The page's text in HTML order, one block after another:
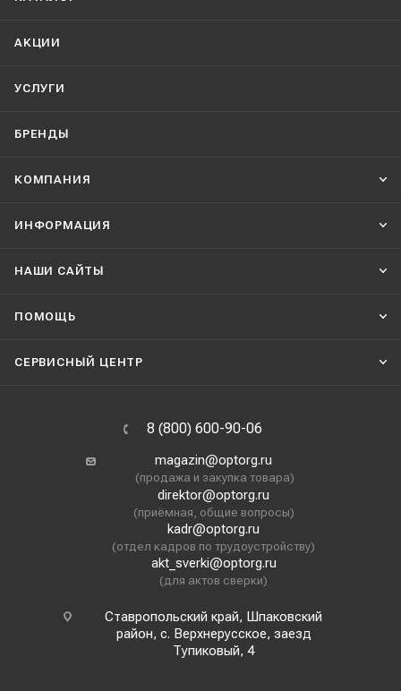
АКЦИИ
УСЛУГИ
БРЕНДЫ
КОМПАНИЯ
ИНФОРМАЦИЯ
НАШИ CАЙТЫ
ПОМОЩЬ
СЕРВИСНЫЙ ЦЕНТР
8 (800) 600-90-06
magazin@optorg.ru
(продажа и закупка товара)
direktor@optorg.ru
(приёмная, общие вопросы)
kadr@optorg.ru
(отдел кадров по трудоустройству)
akt_sverki@optorg.ru
(для актов сверки)
Ставропольский край, Шпаковский
район, с. Верхнерусское, заезд
Тупиковый, 4